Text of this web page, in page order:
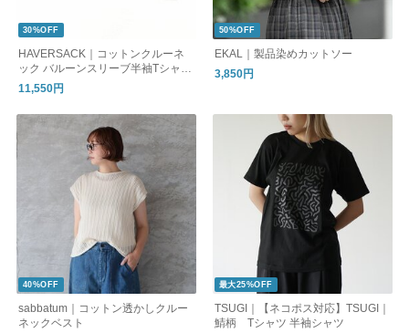
30%OFF
HAVERSACK｜コットンクルーネ
ック バルーンスリーブ半袖Tシャツ
- ナイモノねだり
11,550円
50%OFF
EKAL｜製品染めカットソー
3,850円
40%OFF
sabbatum｜コットン透かしクルー
ネックベスト
最大25%OFF
TSUGI｜【ネコポス対応】TSUGI｜
鯖柄 Tシャツ 半袖シャツ